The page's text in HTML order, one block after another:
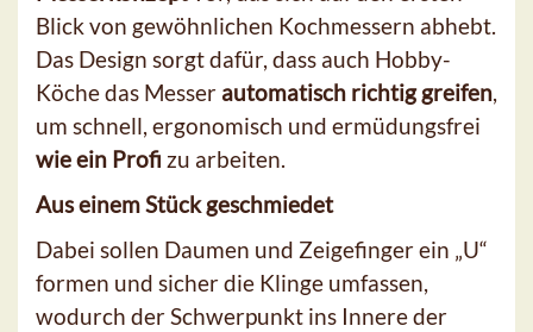
Blick von gewöhnlichen Kochmessern abhebt.
Das Design sorgt dafür, dass auch Hobby-
Köche das Messer automatisch richtig greifen,
um schnell, ergonomisch und ermüdungsfrei
wie ein Profi zu arbeiten.
Aus einem Stück geschmiedet
Dabei sollen Daumen und Zeigefinger ein „U“
formen und sicher die Klinge umfassen,
wodurch der Schwerpunkt ins Innere der